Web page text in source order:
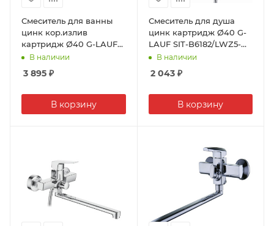
Смеситель для ванны
цинк кор.излив
картридж Ø40 G-LAUF
ZDN3-A183 (1/10)
В наличии
3 895 ₽
В корзину
Смеситель для душа
цинк картридж Ø40 G-
LAUF SIT-B6182/LWZ5-
A182 (1/10)
В наличии
2 043₽
В корзину